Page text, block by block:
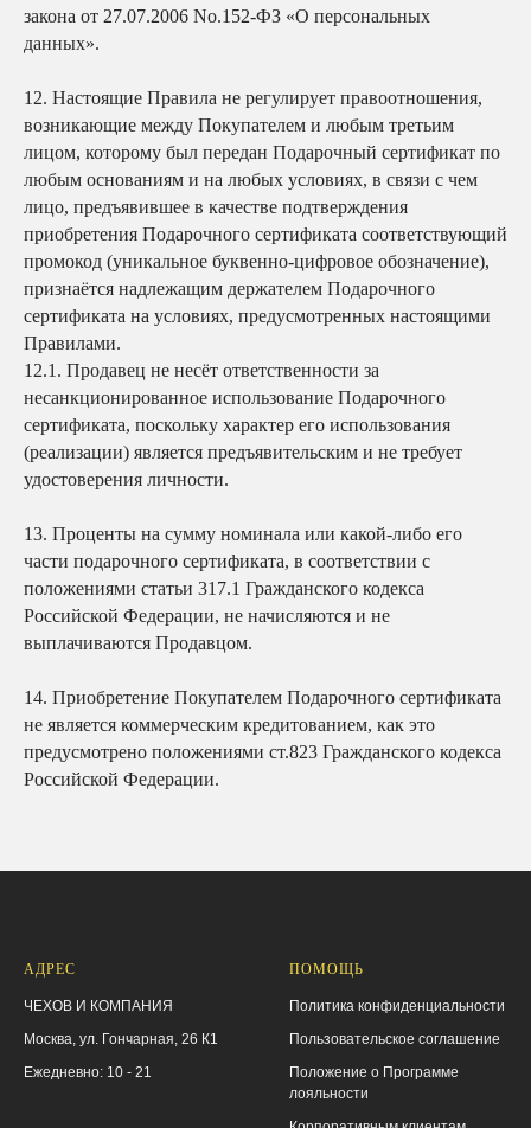
закона от 27.07.2006 No.152-ФЗ «О персональных
данных».
12. Настоящие Правила не регулирует правоотношения,
возникающие между Покупателем и любым третьим
лицом, которому был передан Подарочный сертификат по
любым основаниям и на любых условиях, в связи с чем
лицо, предъявившее в качестве подтверждения
приобретения Подарочного сертификата соответствующий
промокод (уникальное буквенно-цифровое обозначение),
признаётся надлежащим держателем Подарочного
сертификата на условиях, предусмотренных настоящими
Правилами.
12.1. Продавец не несёт ответственности за
несанкционированное использование Подарочного
сертификата, поскольку характер его использования
(реализации) является предъявительским и не требует
удостоверения личности.
13. Проценты на сумму номинала или какой-либо его
части подарочного сертификата, в соответствии с
положениями статьи 317.1 Гражданского кодекса
Российской Федерации, не начисляются и не
выплачиваются Продавцом.
14. Приобретение Покупателем Подарочного сертификата
не является коммерческим кредитованием, как это
предусмотрено положениями ст.823 Гражданского кодекса
Российской Федерации.
АДРЕС
ЧЕХОВ И КОМПАНИЯ
Москва, ул. Гончарная, 26 К1
Ежедневно: 10 - 21
ПОМОЩЬ
Политика конфиденциальности
Пользовательское соглашение
Положение о Программе
лояльности